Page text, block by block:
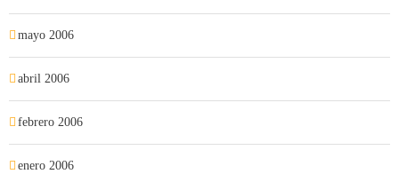
mayo 2006
abril 2006
febrero 2006
enero 2006